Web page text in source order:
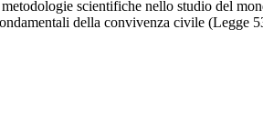
scientifiche nello studio del
della convivenza civile (Legge